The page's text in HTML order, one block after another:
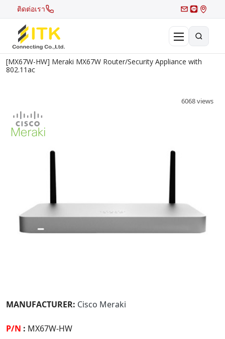
ติดต่อเรา
Hot Search
[MX67W-HW] Meraki MX67W Router/Security Appliance with
802.11ac
6068 views
MANUFACTURER: Cisco Meraki
P/N : MX67W-HW